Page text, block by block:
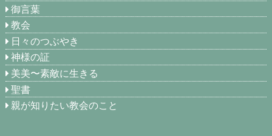
御言葉
教会
日々のつぶやき
神様の証
美美〜素敵に生きる
聖書
親が知りたい教会のこと